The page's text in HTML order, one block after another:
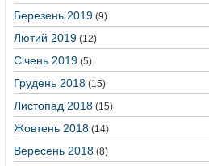
Березень 2019 (9)
Лютий 2019 (12)
Січень 2019 (5)
Грудень 2018 (15)
Листопад 2018 (15)
Жовтень 2018 (14)
Вересень 2018 (8)